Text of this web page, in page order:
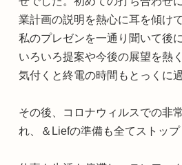
業計画の説明を熱心に耳を傾け
私のプレゼンを一通り聞いて後
いろいろ提案や今後の展望を熱
気付くと終電の時間もとっくに
その後、コロナウィルスでの非
れ、＆Liefの準備も全てストップ